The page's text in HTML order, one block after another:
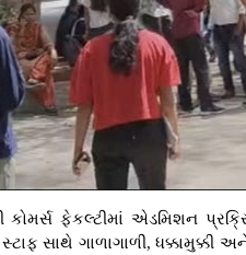
કોમર્સ ફેકલ્ટીમાં એડમિશન
સાથે ગાળાગાળી, ધક્કામુક્કી